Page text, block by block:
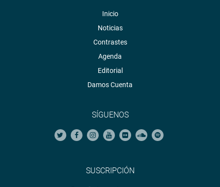
Inicio
Noticias
Contrastes
Agenda
Editorial
Damos Cuenta
SÍGUENOS
SUSCRIPCIÓN